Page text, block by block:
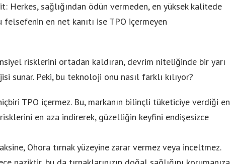
Herkes, sağlığından ödün vermeden, en yüksek kalitede
felsefenin en net kanıtı ise TPO içermeyen
risklerini ortadan kaldıran, devrim niteliğinde bir yarı
sunar. Peki, bu teknoloji onu nasıl farklı kılıyor?
TPO içermez. Bu, markanın bilinçli tüketiciye verdiği en
en aza indirerek, güzelliğin keyfini endişesizce
Ohora tırnak yüzeyine zarar vermez veya inceltmez.